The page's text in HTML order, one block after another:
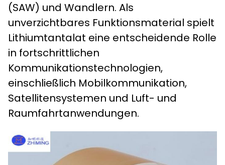
(SAW) und Wandlern. Als
unverzichtbares Funktionsmaterial spielt
Lithiumtantalat eine entscheidende Rolle
in fortschrittlichen
Kommunikationstechnologien,
einschließlich Mobilkommunikation,
Satellitensystemen und Luft- und
Raumfahrtanwendungen.